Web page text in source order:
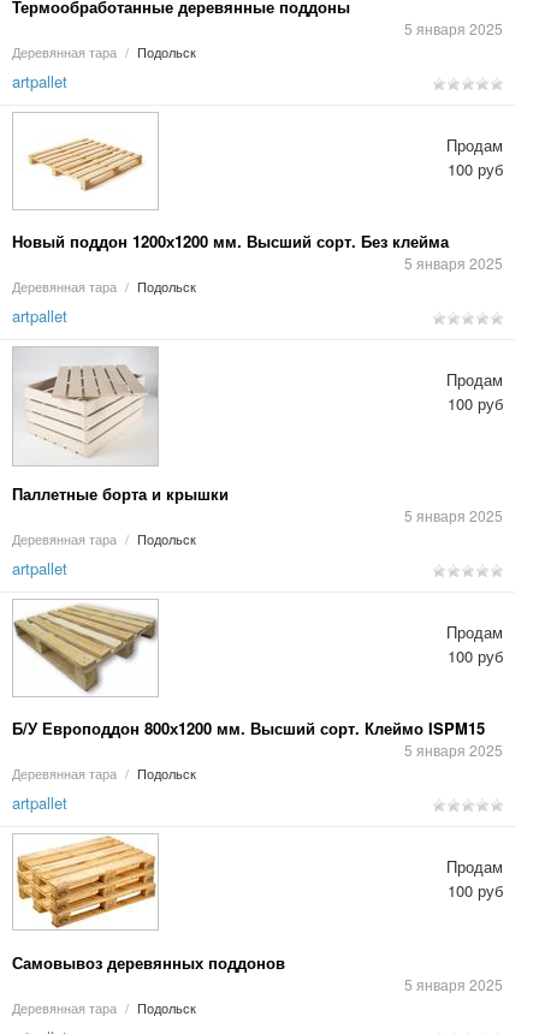
Термообработанные деревянные поддоны
5 января 2025
Деревянная тара / Подольск
artpallet
Новый поддон 1200х1200 мм. Высший сорт. Без клейма
5 января 2025
Деревянная тара / Подольск
Продам
100 руб
artpallet
Паллетные борта и крышки
5 января 2025
Деревянная тара / Подольск
Продам
100 руб
artpallet
Б/У Европоддон 800х1200 мм. Высший сорт. Клеймо ISPM15
5 января 2025
Деревянная тара / Подольск
Продам
100 руб
artpallet
Самовывоз деревянных поддонов
5 января 2025
Деревянная тара / Подольск
Продам
100 руб